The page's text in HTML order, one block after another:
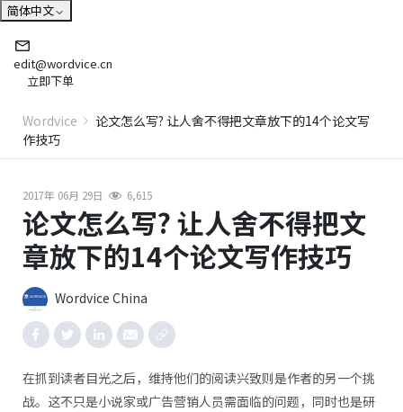
简体中文
edit@wordvice.cn
立即下单
Wordvice
论文怎么写? 让人舍不得把文章放下的14个论文写
作技巧
2017年 06月 29日 6,615
论文怎么写? 让人舍不得把文
章放下的14个论文写作技巧
Wordvice China
在抓到读者目光之后，维持他们的阅读兴致则是作者的另一个挑
战。这不只是小说家或广告营销人员需面临的问题，同时也是研